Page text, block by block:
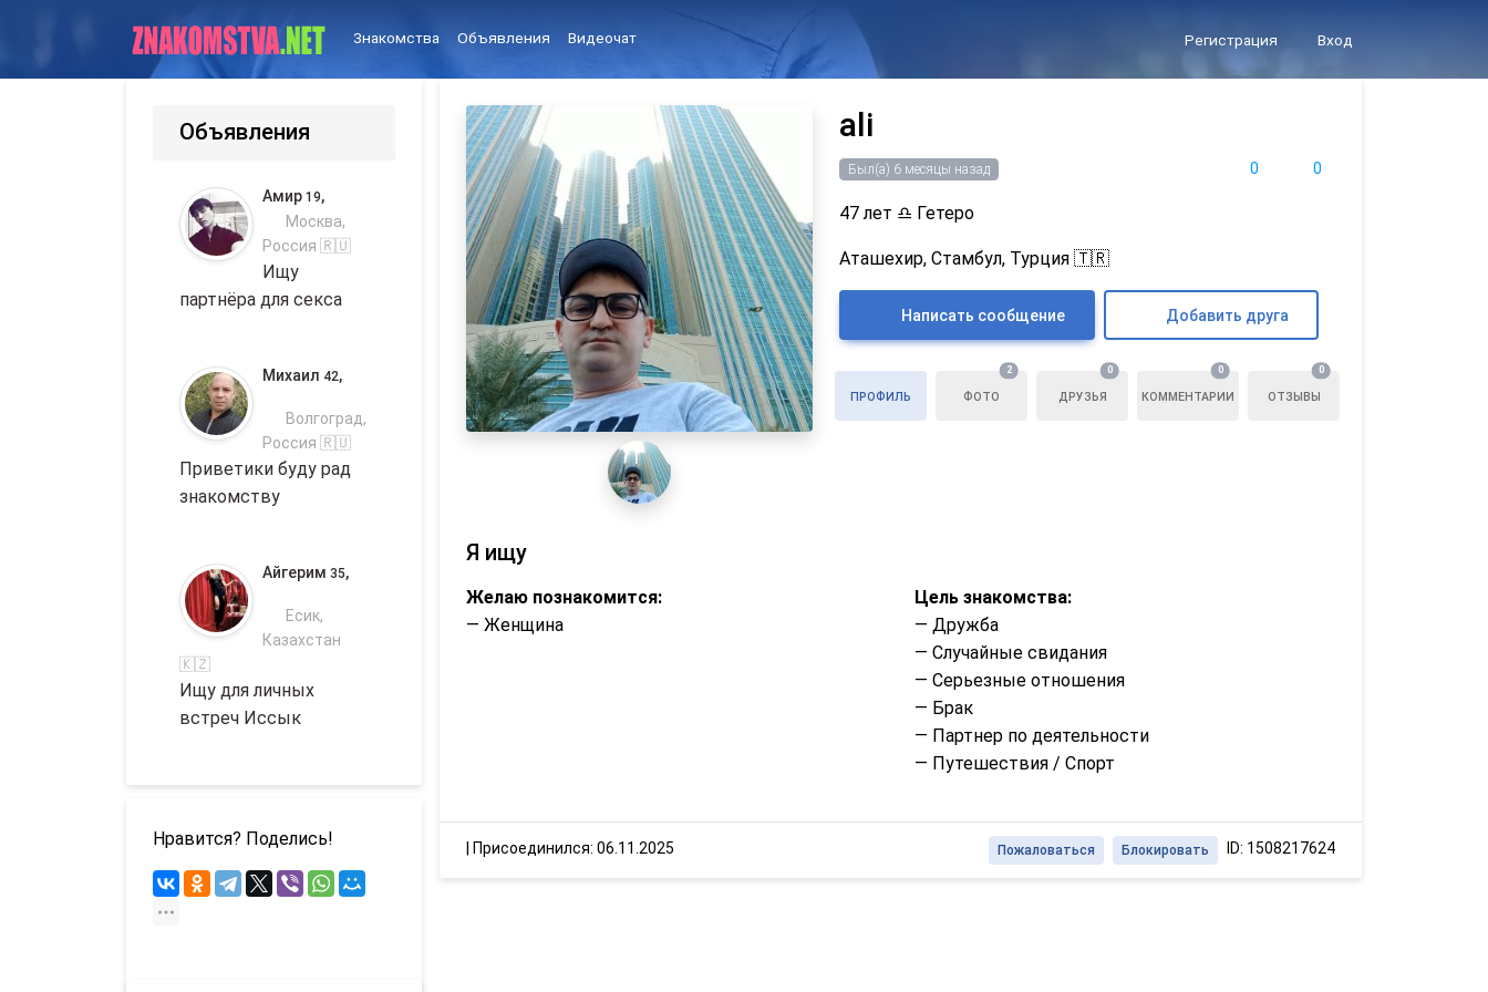
Знакомства Объявления Видеочат Регистрация Вход
ali
0 0
Был(а) 6 месяцы назад
47 лет ♎ Гетеро
Аташехир, Стамбул, Турция 🇹🇷
Написать сообщение Добавить друга
ПРОФИЛЬ ФОТО
2
ДРУЗЬЯ
0
КОММЕНТАРИИ
0
ОТЗЫВЫ
0
Я ищу
Желаю познакомится:
— Женщина
Цель знакомства:
— Дружба
— Случайные свидания
— Серьезные отношения
— Брак
— Партнер по деятельности
— Путешествия / Спорт
Присоединился: 06.11.2025 ID: 1508217624
Блокировать
Пожаловаться
Объявления
Амир 19,
Москва,
Россия 🇷🇺
Ищу
партнёра для секса
Михаил 42,
Волгоград,
Россия 🇷🇺
Приветики буду рад
знакомству
Айгерим 35,
Есик,
Казахстан
🇰🇿
Ищу для личных
встреч Иссык
Нравится? Поделись!